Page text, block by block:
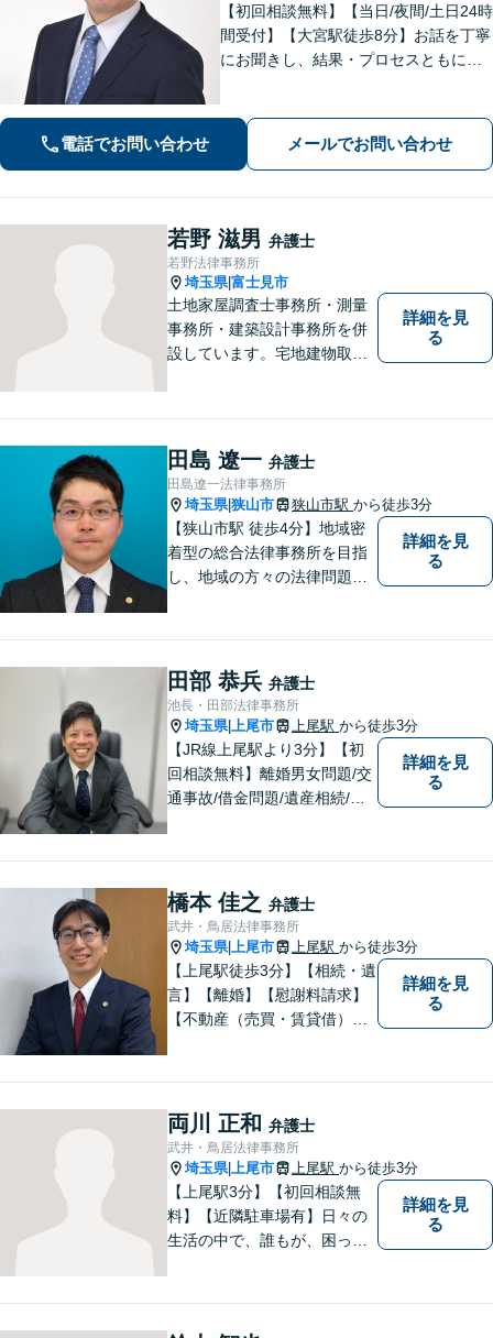
【初回相談無料】【当日/夜間/土日24時
間受付】【大宮駅徒歩8分】お話を丁寧
にお聞きし、結果・プロセスともにご
電話でお問い合わせ メールでお問い合わせ
若野 滋男 弁護士
若野法律事務所
埼玉県|富士見市
土地家屋調査士事務所・測量
事務所・建築設計事務所を併
設しています。宅地建物取引
不動産関係が得意です。
詳細を見
る
田島 遼一 弁護士
田島遼一法律事務所
埼玉県|狭山市 狭山市駅 から徒歩3分
【狭山市駅 徒歩4分】地域密
着型の総合法律事務所を目指
し、地域の方々の法律問題を
気軽にご相談ください。
詳細を見
る
田部 恭兵 弁護士
池長・田部法律事務所
埼玉県| 上尾市 上尾駅 から徒歩3分
【JR線上尾駅より3分】【初
回相談無料】離婚男女問題/交
通事故/借金問題/遺産相続/債
に無料相談を時間を区切らず
に設けております。ぜひ、お
気軽にご相談ください。
詳細を見
る
橋本 佳之 弁護士
武井・鳥居法律事務所
埼玉県| 上尾市 上尾駅 から徒歩3分
【上尾駅徒歩3分】【相続・遺
言】【離婚】【慰謝料請求】
【不動産（売買・賃貸借）】
詳細を見
る
両川 正和 弁護士
武井・鳥居法律事務所
埼玉県| 上尾市 上尾駅 から徒歩3分
【上尾駅3分】【初回相談無
料】【近隣駐車場有】日々の
生活の中で、誰もが、困っ
詳細を見
る